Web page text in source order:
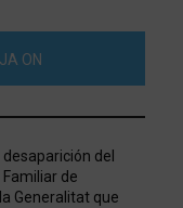
ON
desaparición del
de
Generalitat que